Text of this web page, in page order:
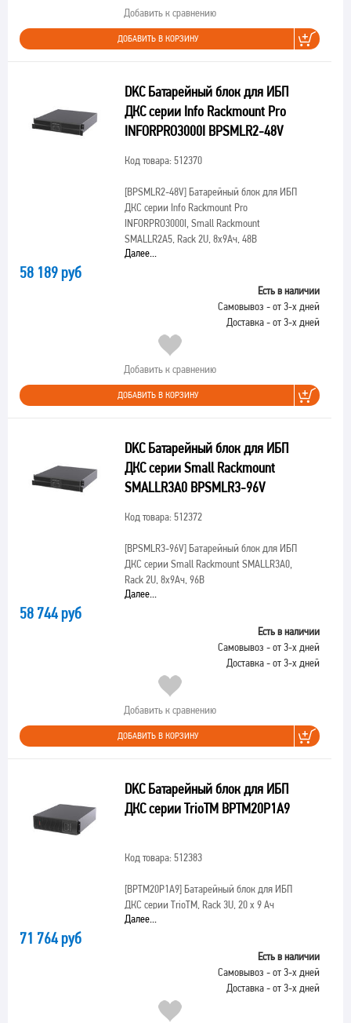
Добавить к сравнению
ДОБАВИТЬ В КОРЗИНУ
DKC Батарейный блок для ИБП
ДКС серии Info Rackmount Pro
INFORPRO3000I BPSMLR2-48V
Код товара: 512370
[BPSMLR2-48V]Батарейный блок для ИБП
ДКС серии Info Rackmount Pro
INFORPRO3000I, Small Rackmount
SMALLR2A5, Rack 2U, 8х9Ач, 48В
Далее...
58 189 руб
Есть в наличии
Самовывоз - от 3-х дней
Доставка - от 3-х дней
Добавить к сравнению
ДОБАВИТЬ В КОРЗИНУ
DKC Батарейный блок для ИБП
ДКС серии Small Rackmount
SMALLR3A0 BPSMLR3-96V
Код товара: 512372
[BPSMLR3-96V]Батарейный блок для ИБП
ДКС серии Small Rackmount SMALLR3A0,
Rack 2U, 8х9Ач, 96В
Далее...
58 744 руб
Есть в наличии
Самовывоз - от 3-х дней
Доставка - от 3-х дней
Добавить к сравнению
ДОБАВИТЬ В КОРЗИНУ
DKC Батарейный блок для ИБП
ДКС серии TrioTM BPTM20P1A9
Код товара: 512383
[BPTM20P1A9]Батарейный блок для ИБП
ДКС серии TrioTM, Rack 3U, 20 х 9 Ач
Далее...
71 764 руб
Есть в наличии
Самовывоз - от 3-х дней
Доставка - от 3-х дней